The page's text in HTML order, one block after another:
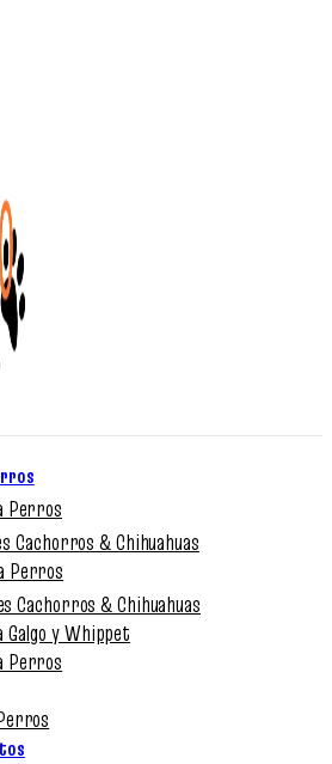
Perros
Cachorros & Chihuahuas
Perros
Cachorros & Chihuahuas
y Whippet
Perros